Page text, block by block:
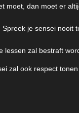
moet, dan moet er
Spreek je sensei nooit
lessen zal bestraft
zal ook respect